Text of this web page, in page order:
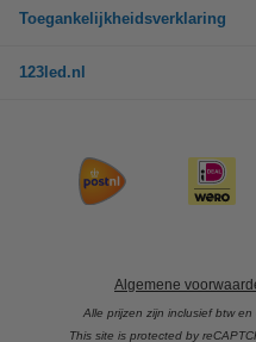
Toegankelijkheidsverklaring
123led.nl
Algemene
Alle prijzen zijn inclusief btw
This site is protected by